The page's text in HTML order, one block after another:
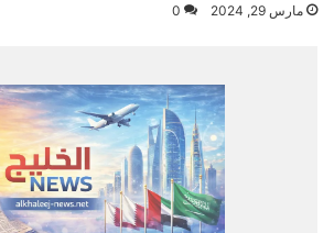
مارس 29, 2024 0